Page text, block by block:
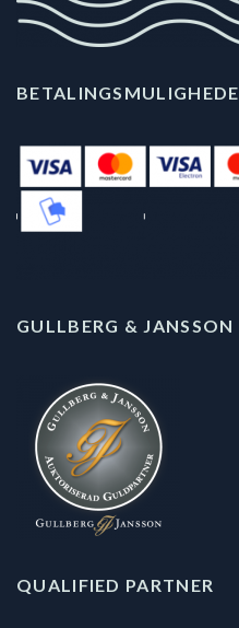
GULLBERG & JANSSON
QUALIFIED PARTNER